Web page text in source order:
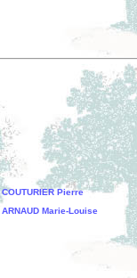
COUTURIER Pierre
ARNAUD Marie-Louise